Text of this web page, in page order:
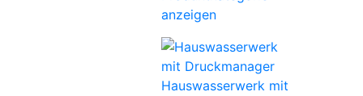
anzeigen
Hauswasserwerk mit